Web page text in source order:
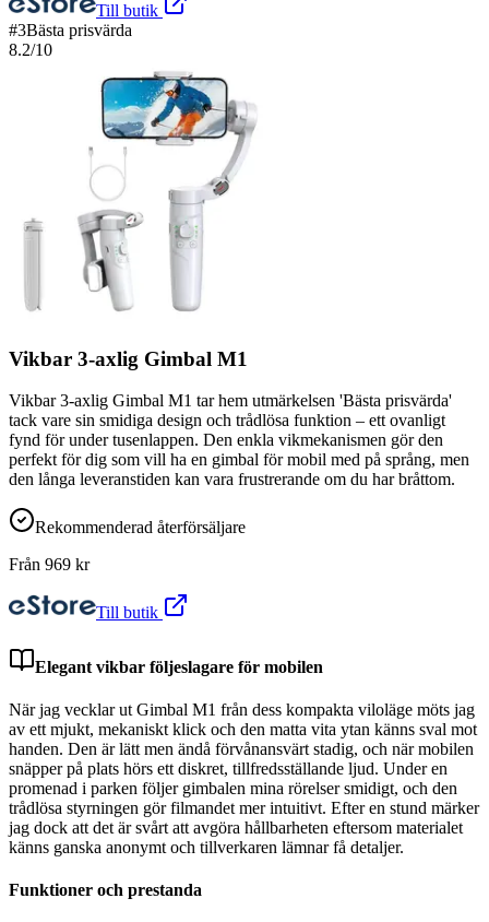
Till butik
#3Bästa prisvärda
8.2/10
Vikbar 3-axlig Gimbal M1
Vikbar 3-axlig Gimbal M1 tar hem utmärkelsen 'Bästa prisvärda'
tack vare sin smidiga design och trådlösa funktion – ett ovanligt
fynd för under tusenlappen. Den enkla vikmekanismen gör den
perfekt för dig som vill ha en gimbal för mobil med på språng, men
den långa leveranstiden kan vara frustrerande om du har bråttom.
Rekommenderad återförsäljare
Från 969 kr
Till butik
Elegant vikbar följeslagare för mobilen
När jag vecklar ut Gimbal M1 från dess kompakta viloläge möts jag
av ett mjukt, mekaniskt klick och den matta vita ytan känns sval mot
handen. Den är lätt men ändå förvånansvärt stadig, och när mobilen
snäpper på plats hörs ett diskret, tillfredsställande ljud. Under en
promenad i parken följer gimbalen mina rörelser smidigt, och den
trådlösa styrningen gör filmandet mer intuitivt. Efter en stund märker
jag dock att det är svårt att avgöra hållbarheten eftersom materialet
känns ganska anonymt och tillverkaren lämnar få detaljer.
Funktioner och prestanda